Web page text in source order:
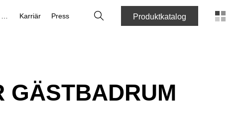
Karriär Press Produktkatalog
GÄSTBADRUM